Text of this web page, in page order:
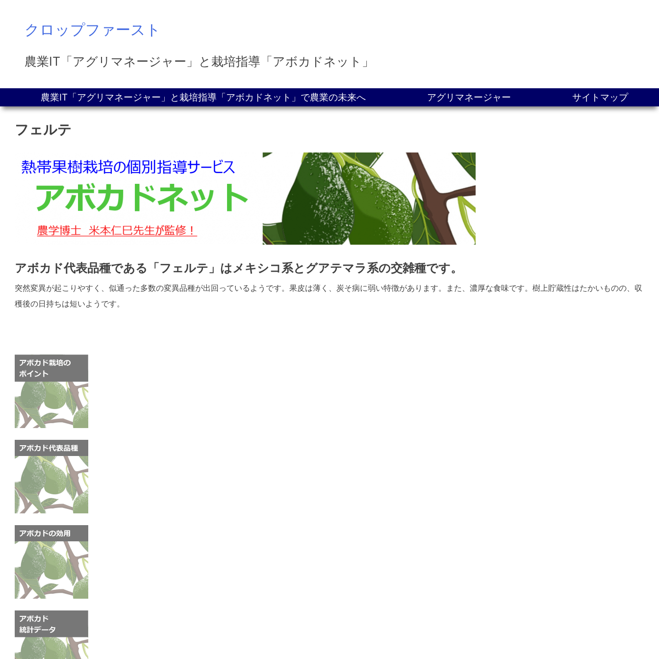
クロップファースト
農業IT「アグリマネージャー」と栽培指導「アボカドネット」
農業IT「アグリマネージャー」と栽培指導「アボカドネット」で農業の未来へ アグリマネージャー サイトマップ
フェルテ
アボカド代表品種である「フェルテ」はメキシコ系とグアテマラ系の交雑種です。
突然変異が起こりやすく、似通った多数の変異品種が出回っているようです。果皮は薄く、炭そ病に弱い特徴があります。また、濃厚な食味です。樹上貯蔵性はたかいものの、収
穫後の日持ちは短いようです。